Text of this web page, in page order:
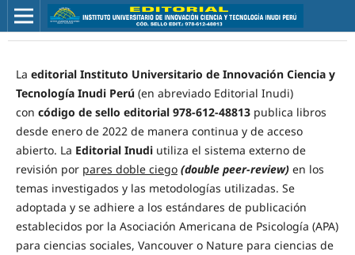
La editorial Instituto Universitario de Innovación Ciencia y
Tecnología Inudi Perú(en abreviado Editorial Inudi)
con código de sello editorial 978-612-48813publica libros
desde enero de 2022 de manera continua y de acceso
abierto. La Editorial Inudi utiliza el sistema externo de
revisión por pares doble ciego (double peer-review)en los
temas investigados y las metodologías utilizadas. Se
adoptada y se adhiere a los estándares de publicación
establecidos por la Asociación Americana de Psicología (APA)
para ciencias sociales, Vancouver o Nature para ciencias de